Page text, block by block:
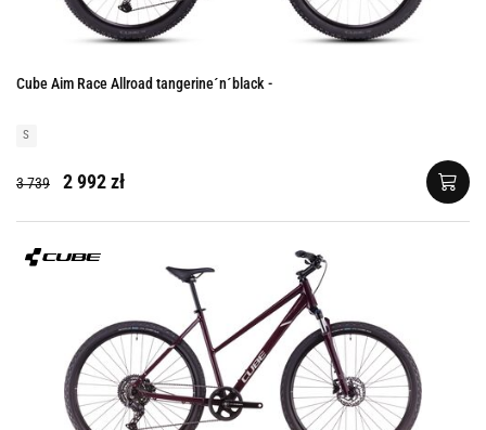
Cube Aim Race Allroad tangerine´n´black -
S
3 739 2 992 zł